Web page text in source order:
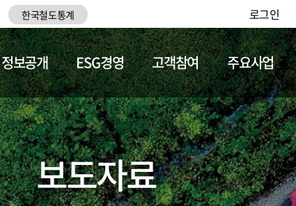
한국철도통계 로그인
정보공개 ESG경영 고객참여 주요사업
갤러리 기차소개
보도자료